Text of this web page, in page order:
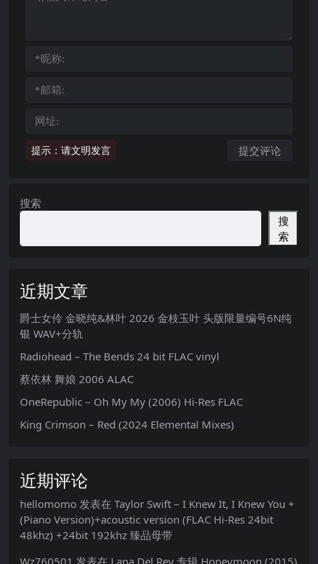
提示：请文明发言
搜索
搜
索
近期文章
爵士女伶 金晓纯&林叶 2026 金枝玉叶 头版限量编号6N纯
银 WAV+分轨
Radiohead – The Bends 24 bit FLAC vinyl
蔡依林 舞娘 2006 ALAC
OneRepublic – Oh My My (2006) Hi-Res FLAC
King Crimson – Red (2024 Elemental Mixes)
近期评论
hellomomo 发表在 Taylor Swift – I Knew It, I Knew You +
(Piano Version)+acoustic version (FLAC Hi-Res 24bit
48khz) +24bit 192khz 臻品母带
Wz760501 发表在 Lana Del Rey 专辑 Honeymoon (2015)